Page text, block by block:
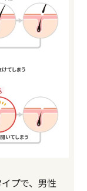
プで、男性